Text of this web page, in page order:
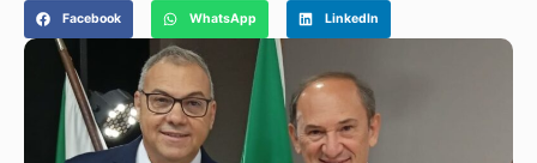
Facebook WhatsApp LinkedIn